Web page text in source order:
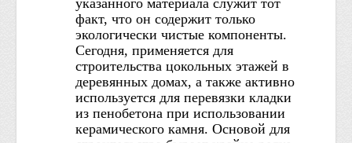
факт, что он содержит только
экологически чистые компоненты.
Сегодня, применяется для
строительства цокольных этажей в
деревянных домах, а также активно
используется для перевязки кладки
из пенобетона при использовании
керамического камня. Основой для